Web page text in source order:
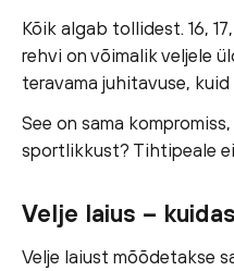
Kõik algab tollidest. 16,
rehvi on võimalik veljele
teravama juhitavuse,
See on sama
sportlikkust? Tihtipeale
Velje laius –
Velje laiust mõõdetakse